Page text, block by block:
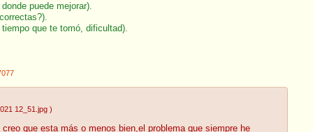
puede mejorar).
que te tomó, dificultad).
12_51.jpg )
que esta más o menos bien,el problema que siempre he